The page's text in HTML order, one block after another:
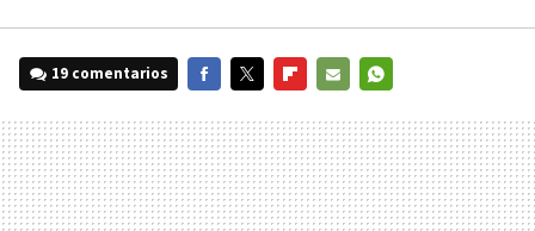
19 comentarios
MAIL